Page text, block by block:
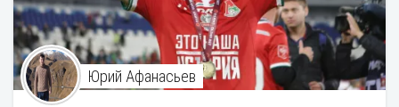
Юрий Афанасьев